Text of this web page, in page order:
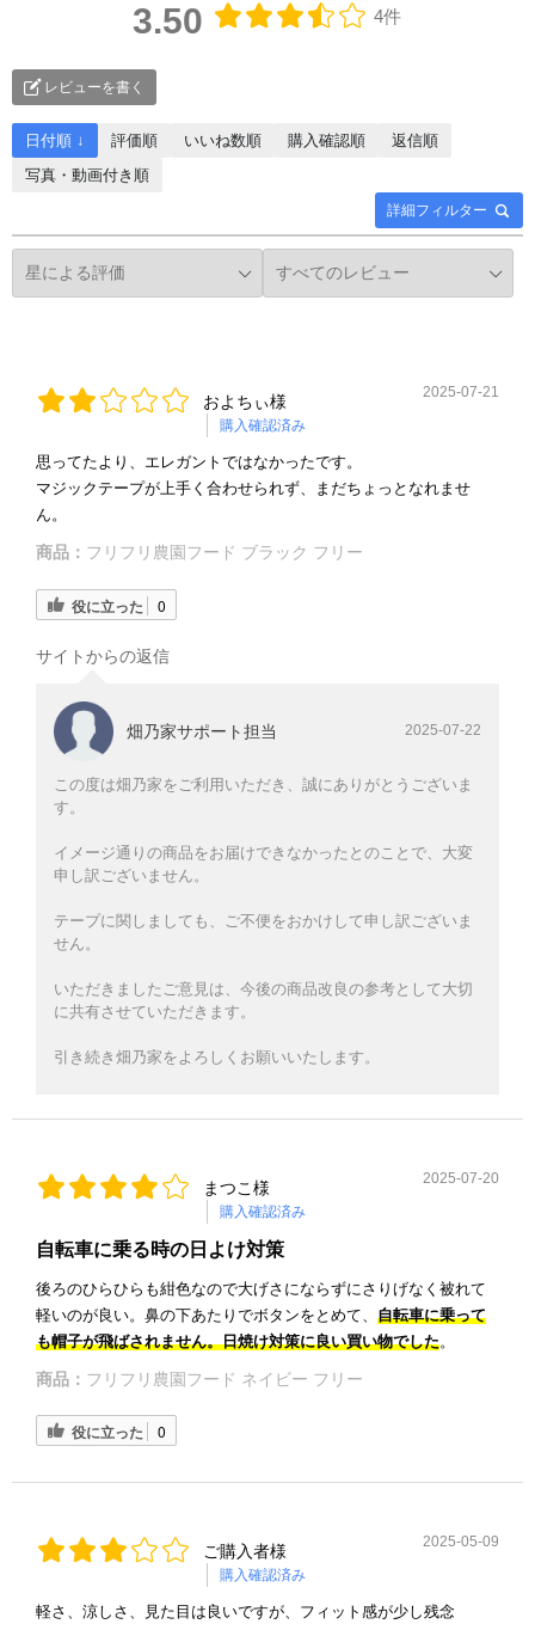
3.50 4件
レビューを書く
詳細フィルター
日付順 ↓ 評価順 いいね数順 購入確認順
返信順
写真・動画付き順
およちぃ様
購入確認済み
2025-07-21
思ってたより、エレガントではなかったです。
マジックテープが上手く合わせられず、まだちょっとなれませ
ん。
商品： フリフリ農園フード ブラック フリー
役に立った 0
サイトからの返信
畑乃家サポート担当 2025-07-22
この度は畑乃家をご利用いただき、誠にありがとうございま
す。
イメージ通りの商品をお届けできなかったとのことで、大変
申し訳ございません。
テープに関しましても、ご不便をおかけして申し訳ございま
せん。
いただきましたご意見は、今後の商品改良の参考として大切
に共有させていただきます。
引き続き畑乃家をよろしくお願いいたします。
まつこ様
購入確認済み
2025-07-20
自転車に乗る時の日よけ対策
後ろのひらひらも紺色なので大げさにならずにさりげなく被れて
軽いのが良い。鼻の下あたりでボタンをとめて、 自転車に乗って
も帽子が飛ばされません。日焼け対策に良い買い物でした。
商品： フリフリ農園フード ネイビー フリー
役に立った 0
ご購入者様
購入確認済み
2025-05-09
軽さ、涼しさ、見た目は良いですが、フィット感が少し残念